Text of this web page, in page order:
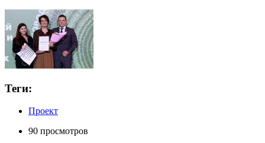
Теги:
Проект
90 просмотров